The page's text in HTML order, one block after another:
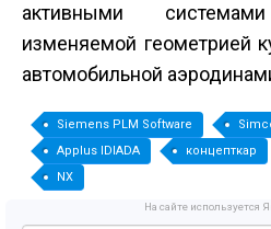
активными
изменяемой геометрией
автомобильной
Siemens PLM Software
Applus IDIADA
концепт­кар
NX
На сайте используется